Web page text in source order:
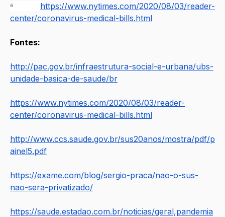
⁶ https://www.nytimes.com/2020/08/03/reader-
center/coronavirus-medical-bills.html
Fontes:
http://pac.gov.br/infraestrutura-social-e-urbana/ubs-
unidade-basica-de-saude/br
https://www.nytimes.com/2020/08/03/reader-
center/coronavirus-medical-bills.html
http://www.ccs.saude.gov.br/sus20anos/mostra/pdf/p
ainel5.pdf
https://exame.com/blog/sergio-praca/nao-o-sus-
nao-sera-privatizado/
https://saude.estadao.com.br/noticias/geral,pandemia